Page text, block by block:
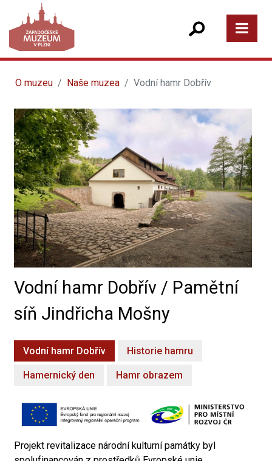
O muzeu Naše muzea Vodní hamr Dobřív
Vodní hamr Dobřív / Pamětní
síň Jindřicha Mošny
Vodní hamr Dobřív Historie hamru
Hamernický den Hamr obrazem
Projekt revitalizace národní kulturní památky byl